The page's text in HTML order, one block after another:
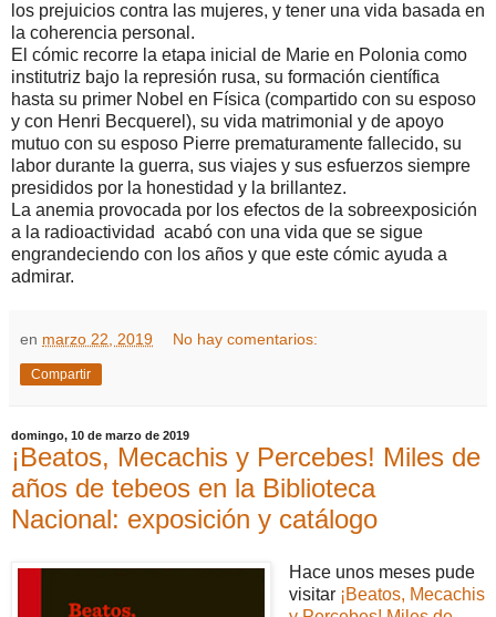
los prejuicios contra las mujeres, y tener una vida basada en
la coherencia personal.
El cómic recorre la etapa inicial de Marie en Polonia como
institutriz bajo la represión rusa, su formación científica
hasta su primer Nobel en Física (compartido con su esposo
y con Henri Becquerel), su vida matrimonial y de apoyo
mutuo con su esposo Pierre prematuramente fallecido, su
labor durante la guerra, sus viajes y sus esfuerzos siempre
presididos por la honestidad y la brillantez.
La anemia provocada por los efectos de la sobreexposición
a la radioactividad acabó con una vida que se sigue
engrandeciendo con los años y que este cómic ayuda a
admirar.
en marzo 22, 2019 No hay comentarios:
Compartir
domingo, 10 de marzo de 2019
¡Beatos, Mecachis y Percebes! Miles de
años de tebeos en la Biblioteca
Nacional: exposición y catálogo
Hace unos meses pude
visitar ¡Beatos, Mecachis